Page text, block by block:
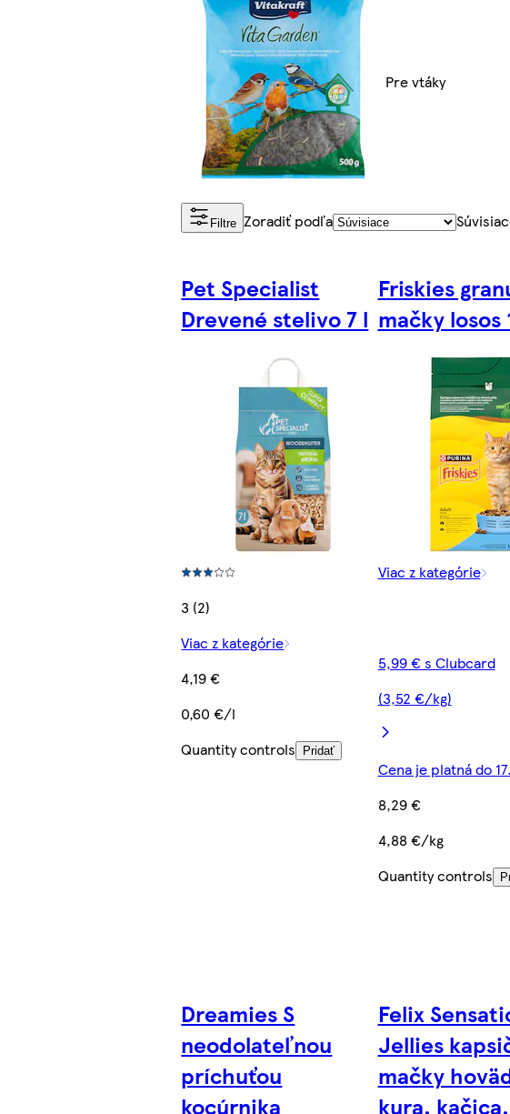
Pre vtáky
Filtre Zoradiť podľa
Pet Specialist
Drevené stelivo 7 l
3 (2)
Viac z kategórie
4,19 €
0,60 €/l
Quantity controls
Pridať
Friskies
mačky losos
Viac z kategórie
5,99 € s Clubcard
(3,52 €/kg)
Cena je platná do
8,29 €
4,88 €/kg
Quantity controls
Dreamies S
neodolateľnou
príchuťou
kocúrnika
Felix
Jellies
mačky
kura, kačica,